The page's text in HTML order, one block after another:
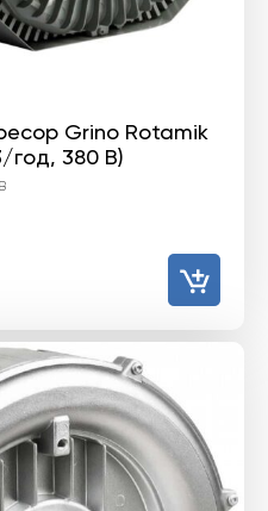
Grino Rotamik
год, 380 В)